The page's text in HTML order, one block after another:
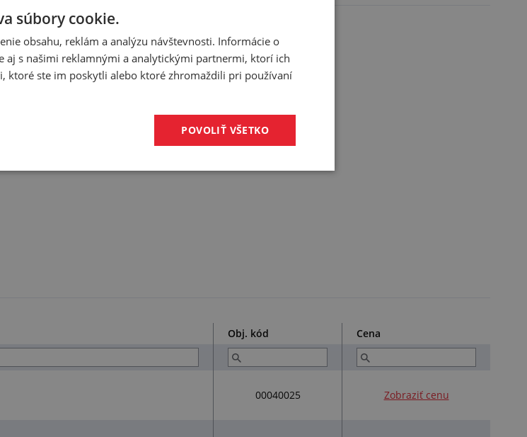
Obj. kód Cena
00040025 Zobraziť cenu
súbory cookie.
obsahu, reklám a analýzu návštevnosti. Informácie o
aj s našimi reklamnými a analytickými partnermi, ktorí ich
ktoré ste im poskytli alebo ktoré zhromaždili pri používaní
POVOLIŤ VŠETKO